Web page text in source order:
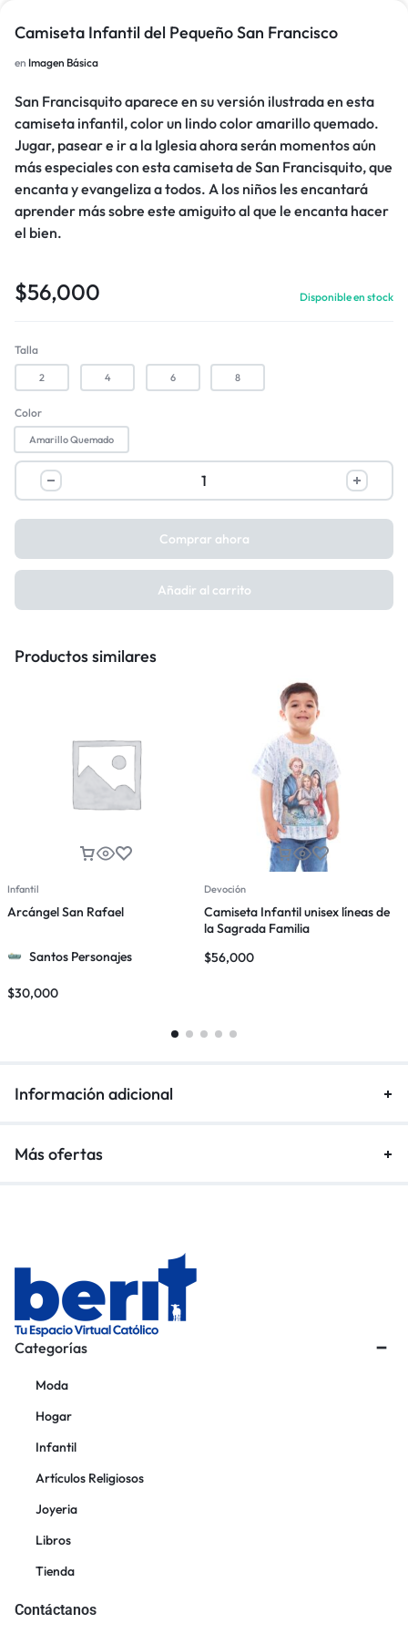
Camiseta Infantil del Pequeño San Francisco
en Imagen Básica
San Francisquito aparece en su versión ilustrada en esta
camiseta infantil, color un lindo color amarillo quemado.
Jugar, pasear e ir a la Iglesia ahora serán momentos aún
más especiales con esta camiseta de San Francisquito, que
encanta y evangeliza a todos. A los niños les encantará
aprender más sobre este amiguito al que le encanta hacer
el bien.
$56,000 Disponible en stock
Talla
2 4 6 8
Color
Amarillo Quemado
Añadir al carrito
Comprar ahora
Productos similares
Infantil
Arcángel San Rafael
Santos Personajes
$30,000
Devoción
Camiseta Infantil unisex líneas de
la Sagrada Familia
$56,000
Información adicional
Más ofertas
Categorías
Moda
Hogar
Infantil
Artículos Religiosos
Joyeria
Libros
Tienda
Contáctanos